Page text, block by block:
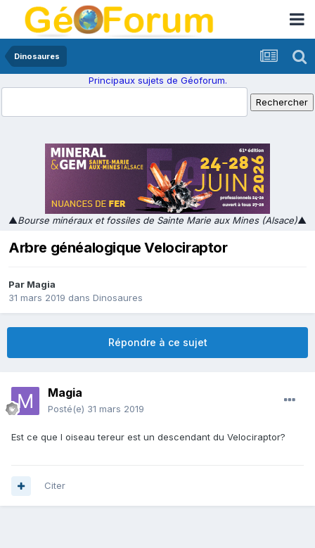
Dinosaures
Principaux sujets de Géoforum.
▲Bourse minéraux et fossiles de Sainte Marie aux Mines (Alsace)▲
Arbre généalogique Velociraptor
Par Magia
31 mars 2019 dans Dinosaures
Répondre à ce sujet
Magia
Posté(e) 31 mars 2019
Est ce que l oiseau tereur est un descendant du Velociraptor?
Citer